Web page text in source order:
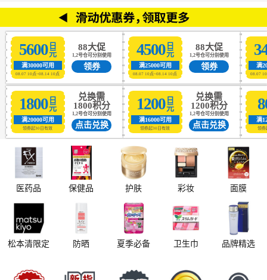
5600日元
满30000可用
08.07 10点~08.14 10点
88大促
1,2号仓可分别使用
领券
4500日元
满25000可用
08.07 10点~08.14 10点
88大促
1,2号仓可分别使用
领券 满
08.07
1800日元
满20000可用
领券起30日有效
兑换需
1800积分
1,2号仓可分别使用
点击兑换
1200日元
满16000可用
领券起30日有效
兑换需
1200积分
1,2号仓可分别使用
点击兑换
满
领券
医药品 保健品 护肤 彩妆 面膜
松本清限定 防晒 夏季必备 卫生巾 品牌精选